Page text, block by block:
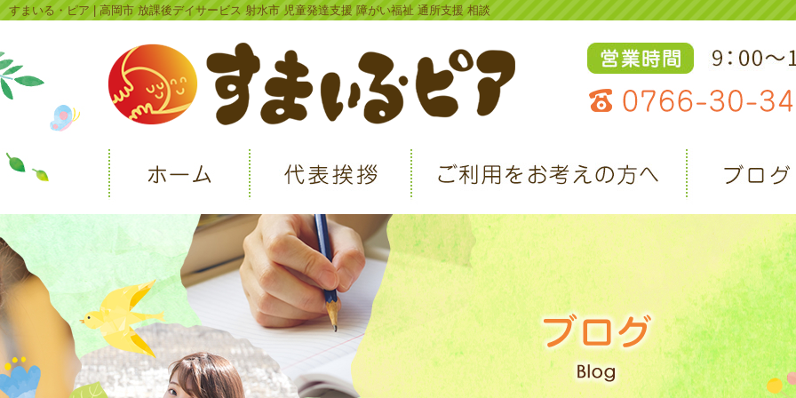
すまいる・ピア | 高岡市 放課後デイサービス 射水市 児童発達支援 障がい福祉 通所支援 相談